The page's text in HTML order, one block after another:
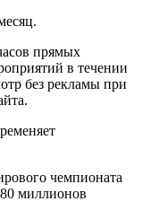
прямых
в течении
без рекламы при
чемпионата
80 миллионов